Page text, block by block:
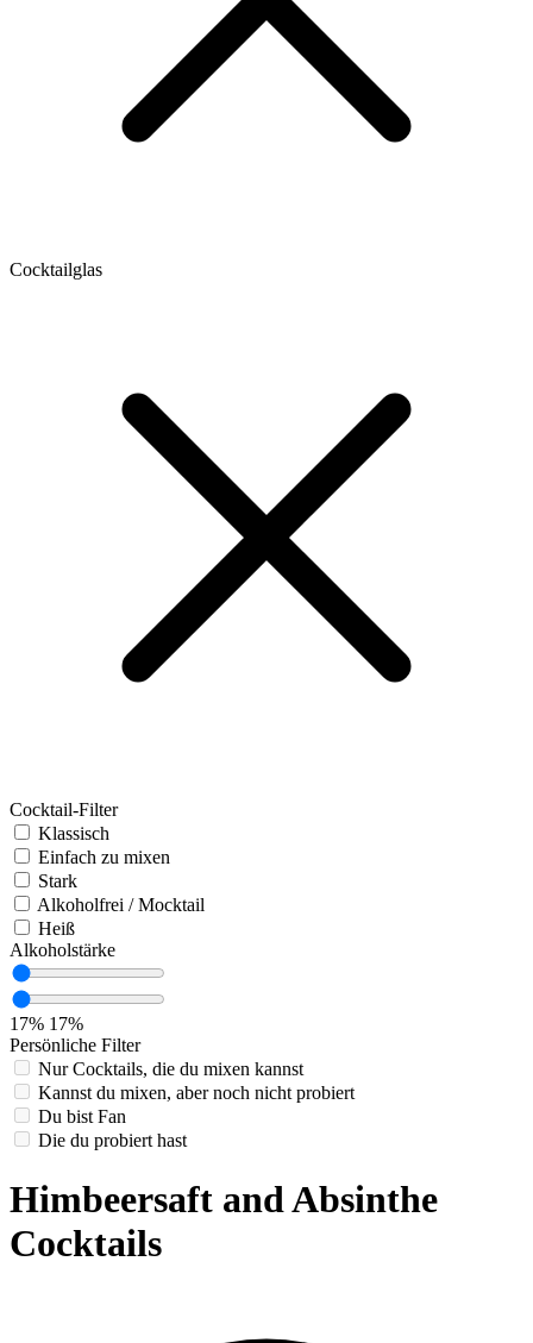
Cocktailglas
Cocktail-Filter
Klassisch
Einfach zu mixen
Stark
Alkoholfrei / Mocktail
Heiß
Alkoholstärke
17% 17%
Persönliche Filter
Nur Cocktails, die du mixen kannst
Kannst du mixen, aber noch nicht probiert
Du bist Fan
Die du probiert hast
Himbeersaft and Absinthe
Cocktails